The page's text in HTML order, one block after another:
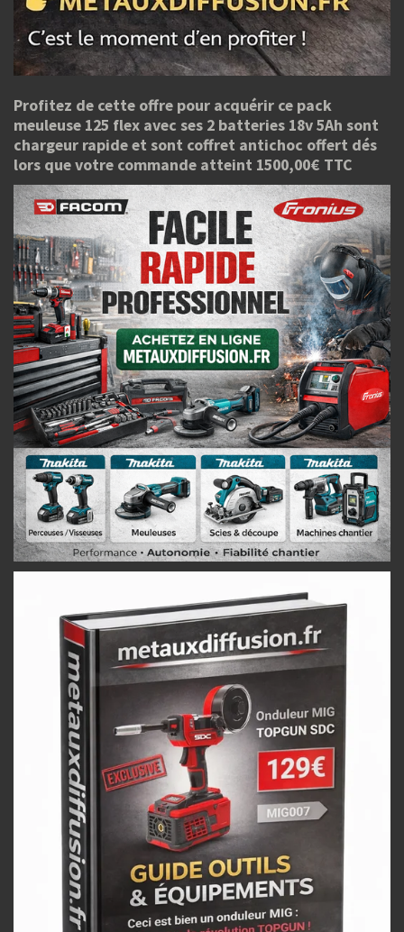
Profitez de cette offre pour acquérir ce pack
meuleuse 125 flex avec ses 2 batteries 18v 5Ah sont
chargeur rapide et sont coffret antichoc offert dés
lors que votre commande atteint 1500,00€ TTC